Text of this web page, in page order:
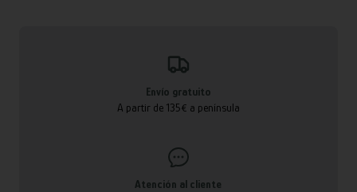
Envío gratuito
A partir de 135€ a península
Atención al cliente